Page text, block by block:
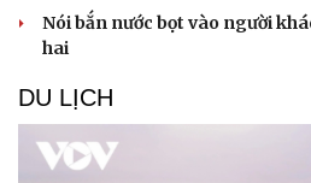
Nói bắn nước bọt vào người
hai
DU LỊCH